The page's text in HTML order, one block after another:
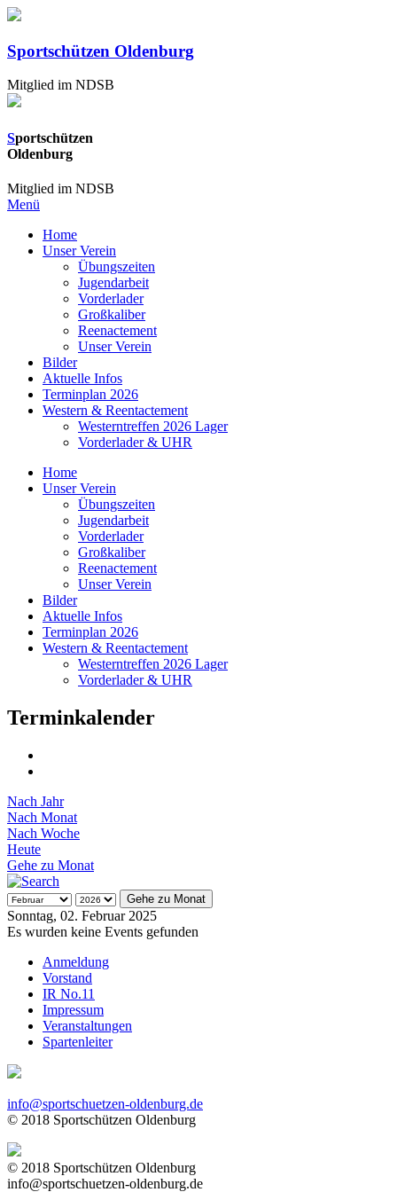
Sportschützen Oldenburg
Mitglied im NDSB
Sportschützen
Oldenburg
Mitglied im NDSB
Menü
Home
Unser Verein
Übungszeiten
Jugendarbeit
Vorderlader
Großkaliber
Reenactement
Unser Verein
Bilder
Aktuelle Infos
Terminplan 2026
Western & Reentactement
Westerntreffen 2026 Lager
Vorderlader & UHR
Home
Unser Verein
Übungszeiten
Jugendarbeit
Vorderlader
Großkaliber
Reenactement
Unser Verein
Bilder
Aktuelle Infos
Terminplan 2026
Western & Reentactement
Westerntreffen 2026 Lager
Vorderlader & UHR
Terminkalender
Nach Jahr
Nach Monat
Nach Woche
Heute
Gehe zu Monat
Gehe zu Monat
Sonntag, 02. Februar 2025
Es wurden keine Events gefunden
Anmeldung
Vorstand
IR No.11
Impressum
Veranstaltungen
Spartenleiter
info@sportschuetzen-oldenburg.de
© 2018 Sportschützen Oldenburg
© 2018 Sportschützen Oldenburg
info@sportschuetzen-oldenburg.de